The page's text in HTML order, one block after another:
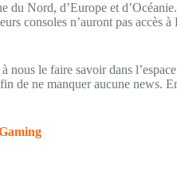
du Nord, d’Europe et
consoles n’auront pas accès
nous le faire savoir dans
de ne manquer aucune news.